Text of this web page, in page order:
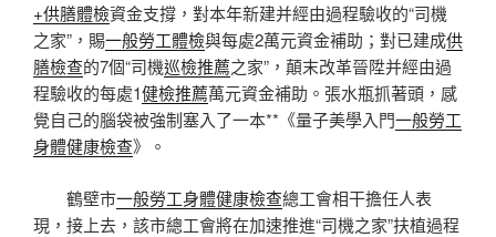
+供膳體檢資金支撐，對本年新建并經由過程驗收的“司機
之家”，賜一般勞工體檢與每處2萬元資金補助；對已建成供
膳檢查的7個“司機巡檢推薦之家”，顛末改革晉陞并經由過
程驗收的每處1健檢推薦萬元資金補助。張水瓶抓著頭，感
覺自己的腦袋被強制塞入了一本**《量子美學入門一般勞工
身體健康檢查》。
鶴壁市一般勞工身體健康檢查總工會相干擔任人表
現，接上去，該市總工會將在加速推進“司機之家”扶植過程